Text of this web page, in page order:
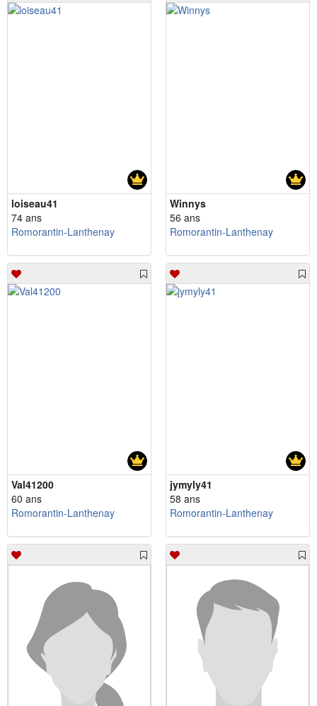
loiseau41
74 ans
Romorantin-Lanthenay
Winnys
56 ans
Romorantin-Lanthenay
Val41200
60 ans
Romorantin-Lanthenay
jymyly41
58 ans
Romorantin-Lanthenay